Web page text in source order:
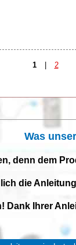
1 |
2
Was
denn dem
die
Dank Ihrer